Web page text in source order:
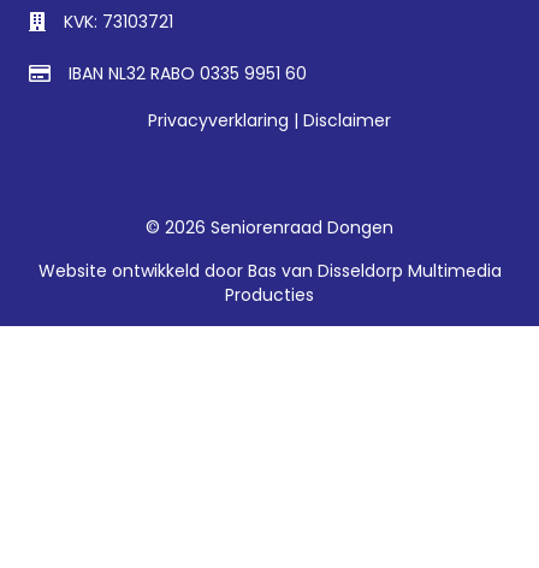
KVK: 73103721
IBAN NL32 RABO 0335 9951 60
Privacyverklaring | Disclaimer
© 2026 Seniorenraad Dongen
Website ontwikkeld door Bas van Disseldorp Multimedia
Producties